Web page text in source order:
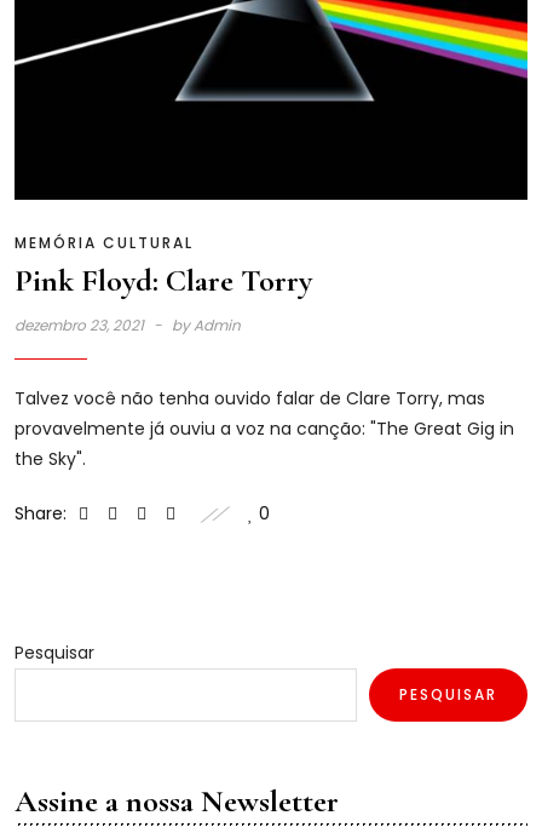
MEMÓRIA CULTURAL
Pink Floyd: Clare Torry
dezembro 23, 2021 byAdmin
Talvez você não tenha ouvido falar de Clare Torry, mas
provavelmente já ouviu a voz na canção: "The Great Gig in
the Sky".
Share: 0
Pesquisar
PESQUISAR
Assine a nossa Newsletter